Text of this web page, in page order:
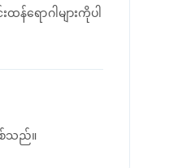
ရောဂါများကိုပါ
စ်သည်။